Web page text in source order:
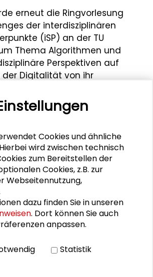
erneut die Ringvorlesung
der interdisziplinären
(iSP) an der TU
Thema Algorithmen und
Perspektiven auf
der Digitalität von ihr
der Schader-Stiftung die
der Ringvorlesung
digitaler Medienauf dem
im Kontext
Cookies und ähnliche
wird zwischen technisch
zum Bereitstellen der
Cookies, z.B. zur
Webseitennutzung,
dazu finden Sie in unseren
. Dort können Sie auch
anpassen.
Statistik